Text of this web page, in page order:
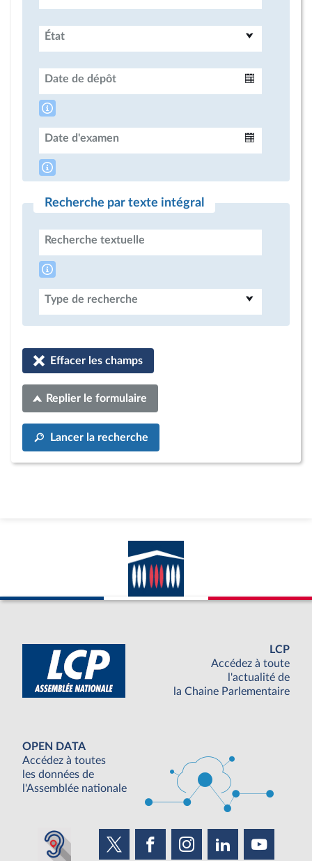
État
Date de dépôt
Date d'examen
Recherche par texte intégral
Recherche textuelle
Type de recherche
Effacer les champs
Replier le formulaire
Lancer la recherche
LCP
Accédez à toute
l'actualité de
la Chaine Parlementaire
OPEN DATA
Accédez à toutes
les données de
l'Assemblée nationale